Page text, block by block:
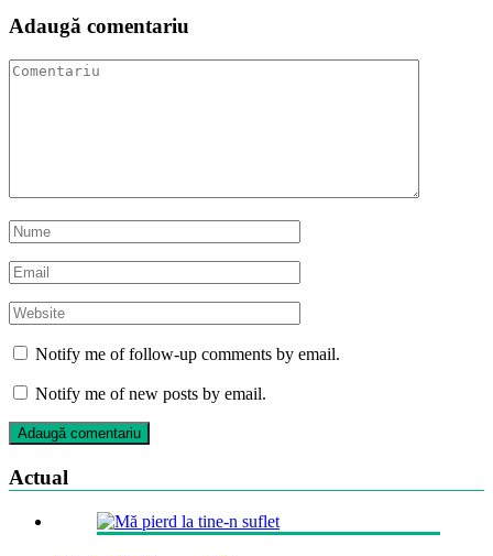
Adaugă comentariu
Notify me of follow-up comments by email.
Notify me of new posts by email.
Actual